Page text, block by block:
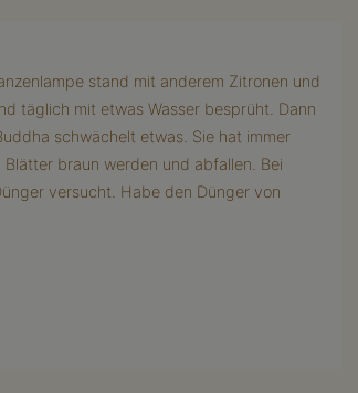
stand mit anderem Zitronen und
täglich mit etwas Wasser besprüht. Dann
schwächelt etwas. Sie hat immer
braun werden und abfallen. Bei
versucht. Habe den Dünger von